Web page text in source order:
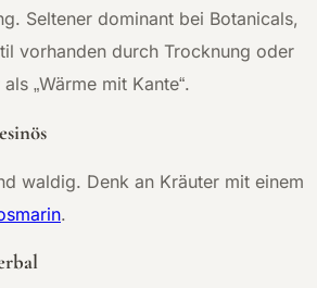
Seltener dominant bei Botanicals,
vorhanden durch Trocknung oder
„Wärme mit Kante“.
waldig. Denk an Kräuter mit einem
.